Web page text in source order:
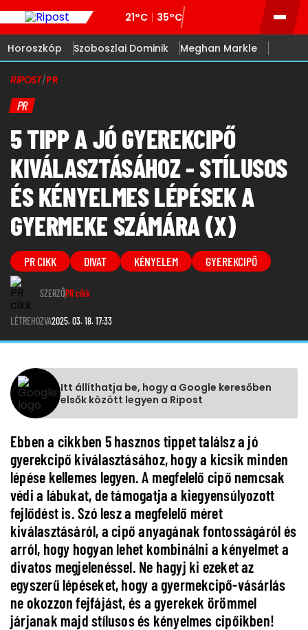
21°C 35°C
Horoszkóp Szoboszlai Dominik Meghan Markle
RIPOST/PR
PR
5 TIPP A JÓ GYEREKCIPŐ
KIVÁLASZTÁSÁHOZ - STÍLUSOS
ÉS KÉNYELMES LÉPÉSEK A
GYERMEKE SZÁMÁRA (X)
PR CIKK DIVAT KÉNYELEM GYEREKCIPŐ
SZERZŐPR cikk
LÉTREHOZVA2025. 03. 18. 17:33
Itt állíthatja be, hogy a Google keresőben
elsők között legyen a Ripost
Ebben a cikkben 5 hasznos tippet találsz a jó
gyerekcipő kiválasztásához, hogy a kicsik minden
lépése kellemes legyen. A megfelelő cipő nemcsak
védi a lábukat, de támogatja a kiegyensúlyozott
fejlődést is. Szó lesz a megfelelő méret
kiválasztásáról, a cipő anyagának fontosságáról és
arról, hogy hogyan lehet kombinálni a kényelmet a
divatos megjelenéssel. Ne hagyj ki ezeket az
egyszerű lépéseket, hogy a gyermekcipő-vásárlás
ne okozzon fejfájást, és a gyerekek örömmel
járjanak majd stílusos és kényelmes cipőikben!